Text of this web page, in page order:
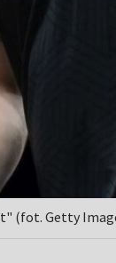
(fot. Getty